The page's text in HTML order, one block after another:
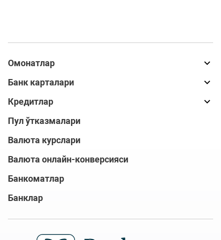
Омонатлар
Банк карталари
Кредитлар
Пул ўтказмалари
Валюта курслари
Валюта онлайн-конверсияси
Банкоматлар
Банклар